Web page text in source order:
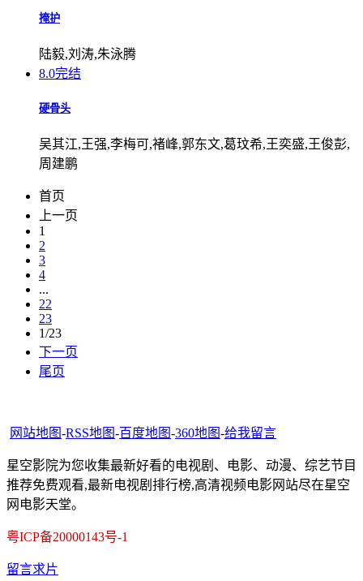
掩护
陆毅,刘涛,朱泳腾
8.0完结
硬骨头
吴其江,王强,李梅可,褚峰,郭东文,葛玟希,王奕盛,王俊彭,
周建鹏
首页
上一页
1
2
3
4
...
22
23
1/23
下一页
尾页
网站地图-RSS地图-百度地图-360地图-给我留言
星空影院为您收集最新好看的电视剧、电影、动漫、综艺节目
推荐免费观看,最新电视剧排行榜,高清视频电影网站尽在星空
网电影天堂。
粤ICP备20000143号-1
留言求片